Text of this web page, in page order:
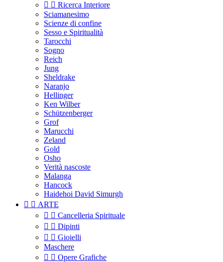
  Ricerca Interiore
Sciamanesimo
Scienze di confine
Sesso e Spiritualità
Tarocchi
Sogno
Reich
Jung
Sheldrake
Naranjo
Hellinger
Ken Wilber
Schützenberger
Grof
Marucchi
Zeland
Gold
Osho
Verità nascoste
Malanga
Hancock
Haidehoi David Simurgh
  ARTE
  Cancelleria Spirituale
  Dipinti
  Gioielli
Maschere
  Opere Grafiche